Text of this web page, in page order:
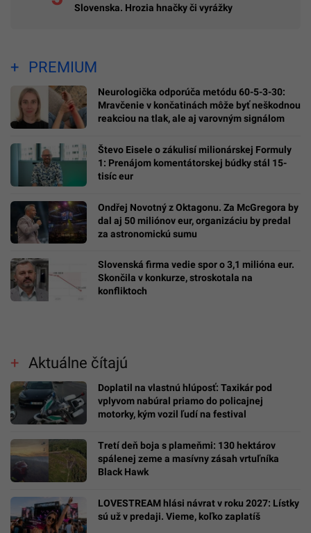
Slovenska. Hrozia hnačky či vyrážky
PREMIUM
Neurologička odporúča metódu 60-5-3-30:
Mravčenie v končatinách môže byť neškodnou
reakciou na tlak, ale aj varovným signálom
Števo Eisele o zákulisí milionárskej Formuly
1: Prenájom komentátorskej búdky stál 15-
tisíc eur
Ondřej Novotný z Oktagonu. Za McGregora by
dal aj 50 miliónov eur, organizáciu by predal
za astronomickú sumu
Slovenská firma vedie spor o 3,1 milióna eur.
Skončila v konkurze, stroskotala na
konfliktoch
Aktuálne čítajú
Doplatil na vlastnú hlúposť: Taxikár pod
vplyvom nabúral priamo do policajnej
motorky, kým vozil ľudí na festival
Tretí deň boja s plameňmi: 130 hektárov
spálenej zeme a masívny zásah vrtuľníka
Black Hawk
LOVESTREAM hlási návrat v roku 2027: Lístky
sú už v predaji. Vieme, koľko zaplatíš